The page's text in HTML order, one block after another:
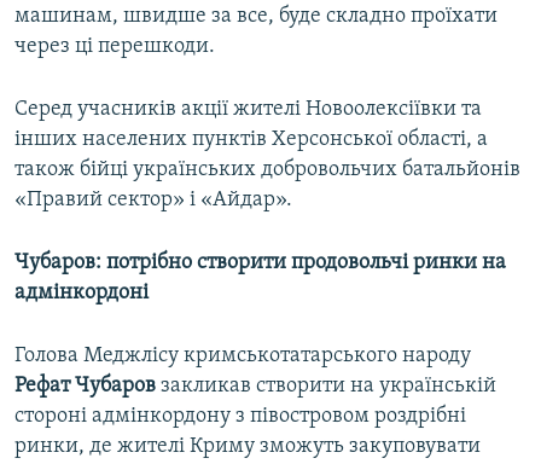
машинам, швидше за все, буде складно проїхати
через ці перешкоди.
Серед учасників акції жителі Новоолексіївки та
інших населених пунктів Херсонської області, а
також бійці українських добровольчих батальйонів
«Правий сектор» і «Айдар».
Чубаров: потрібно створити продовольчі ринки на
адмінкордоні
Голова Меджлісу кримськотатарського народу
Рефат Чубаров закликав створити на українській
стороні адмінкордону з півостровом роздрібні
ринки, де жителі Криму зможуть закуповувати